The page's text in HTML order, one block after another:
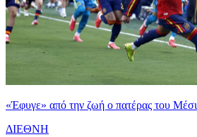
«Έφυγε» από την ζωή ο πατέρας του Μέσι
ΔΙΕΘΝΗ